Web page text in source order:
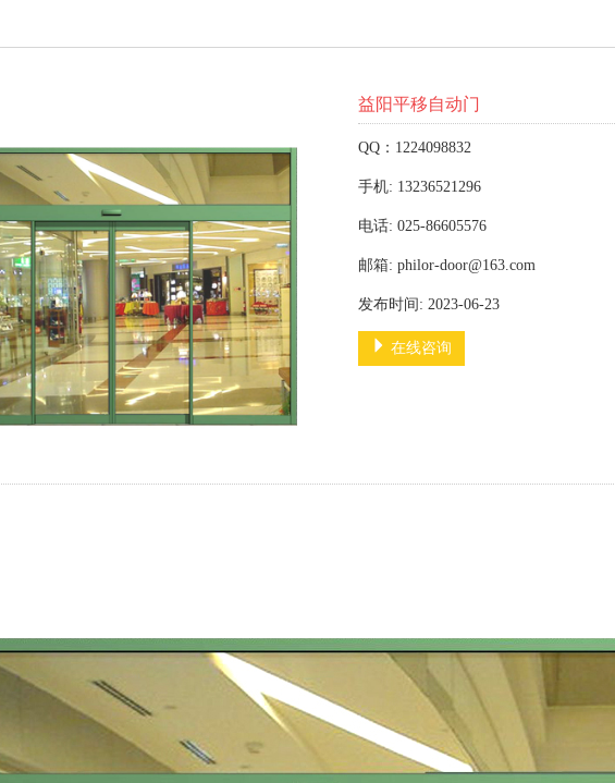
益阳平移自动门
QQ：1224098832
手机: 13236521296
电话: 025-86605576
邮箱: philor-door@163.com
发布时间: 2023-06-23
在线咨询